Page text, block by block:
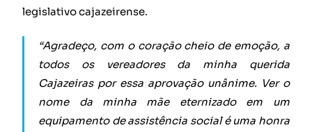
legislativo cajazeirense.
“Agradeço, com o coração cheio de emoção, a
todos os vereadores da minha querida
Cajazeiras por essa aprovação unânime. Ver o
nome da minha mãe eternizado em um
equipamento de assistência social é uma honra